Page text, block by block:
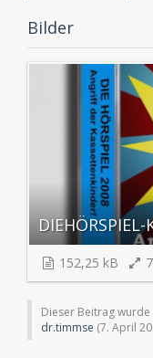
Bilder
152,25 kB
Dieser Beitrag
dr.timmse (7. April